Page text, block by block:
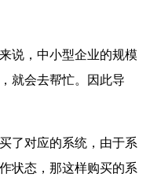
说，中小型企业的规模
就会去帮忙。因此导
了对应的系统，由于系
状态，那这样购买的系